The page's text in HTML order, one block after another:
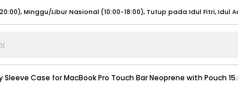
- 20:00), Sabtu - Minggu (08:00 - 20:00), Tutup pada Idul Fitri
Sabtu - Minggu/ Libur Nasional (08:00 - 17:00) Selengkapnya
Sleeve Case for MacBook Pro Touch Bar Neoprene with Pouch